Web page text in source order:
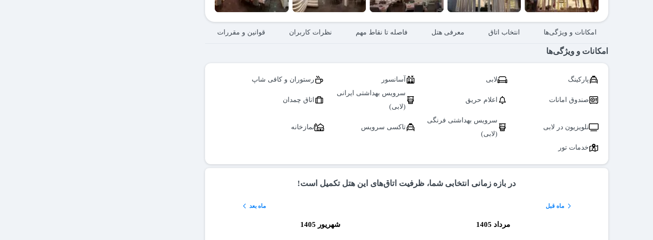
امکانات و ویژگی‌ها انتخاب اتاق معرفی هتل فاصله تا نقاط مهم نظرات کاربران قوانین و مقررات
امکانات و ویژگی‌ها
پارکینگ لابی آسانسور رستوران و کافی شاپ
صندوق امانات اعلام حریق
سرویس بهداشتی ایرانی
(لابی)
اتاق چمدان
تلویزیون در لابی
سرویس بهداشتی فرنگی
(لابی)
تاکسی سرویس نمازخانه
خدمات تور
در بازه زمانی انتخابی شما، ظرفیت اتاق‌های این هتل تکمیل است!
ماه بعد ماه قبل
مرداد 1405 شهریور 1405